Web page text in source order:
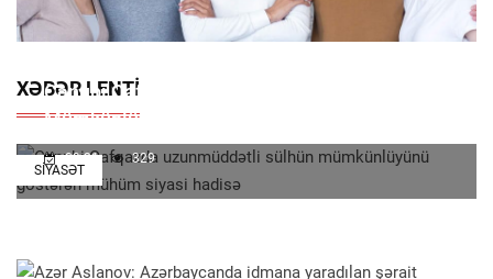
XƏBƏR LENTI
SIYASƏT
Cənubi Qafqazda Uzunmüddətli Sülhün
Mümkünlüyünü Göstərən Mühüm Siyasi Hadisə
09:31 329